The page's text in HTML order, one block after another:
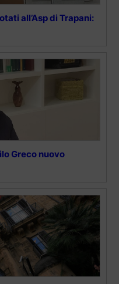
all’Asp di Trapani:
Greco nuovo